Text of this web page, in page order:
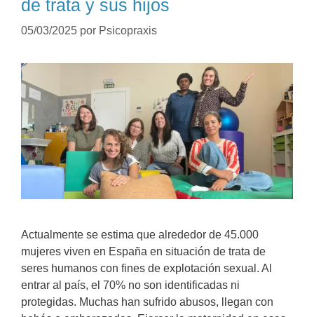
de trata y sus hijos
05/03/2025 por Psicopraxis
Actualmente se estima que alrededor de 45.000
mujeres viven en España en situación de trata de
seres humanos con fines de explotación sexual. Al
entrar al país, el 70% no son identificadas ni
protegidas. Muchas han sufrido abusos, llegan con